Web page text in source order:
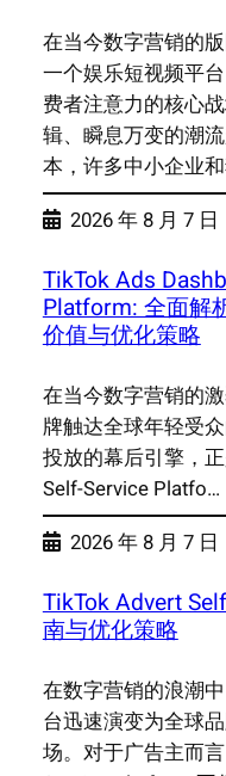
在当今数字营销的
一个娱乐短视频平
费者注意力的核心
辑、瞬息万变的潮
本，许多中小企业
2026 年 8 月 7 日
TikTok Ads
Platform: 全面解
价值与优化策略
在当今数字营销的
牌触达全球年轻受
投放的幕后引擎，
Self-Service Platfo…
2026 年 8 月 7 日
TikTok Advert
南与优化策略
在数字营销的浪潮
台迅速演变为全球
场。对于广告主而